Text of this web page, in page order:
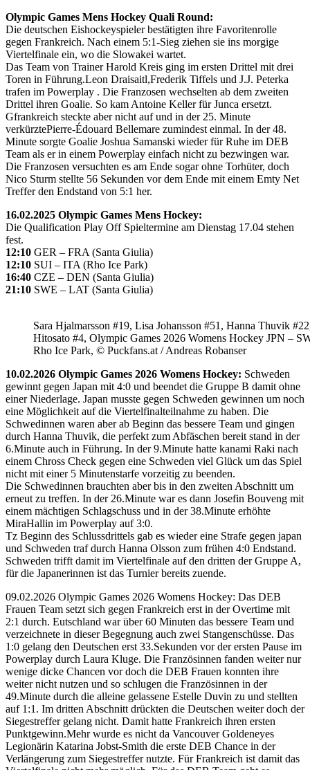
Olympic Games Mens Hockey Quali Round:
Die deutschen Eishockeyspieler bestätigten ihre Favoritenrolle
gegen Frankreich. Nach einem 5:1-Sieg ziehen sie ins morgige
Viertelfinale ein, wo die Slowakei wartet.
Das Team von Trainer Harold Kreis ging im ersten Drittel mit drei
Toren in Führung.Leon Draisaitl,Frederik Tiffels und J.J. Peterka
trafen im Powerplay . Die Franzosen wechselten ab dem zweiten
Drittel ihren Goalie. So kam Antoine Keller für Junca ersetzt.
Gfrankreich steckte aber nicht auf und in der 25. Minute
verkürztePierre-Édouard Bellemare zumindest einmal. In der 48.
Minute sorgte Goalie Joshua Samanski wieder für Ruhe im DEB
Team als er in einem Powerplay einfach nicht zu bezwingen war.
Die Franzosen versuchten es am Ende sogar ohne Torhüter, doch
Nico Sturm stellte 56 Sekunden vor dem Ende mit einem Emty Net
Treffer den Endstand von 5:1 her.
16.02.2025 Olympic Games Mens Hockey:
Die Qualification Play Off Spieltermine am Dienstag 17.04 stehen
fest.
12:10 GER – FRA (Santa Giulia)
12:10 SUI – ITA (Rho Ice Park)
16:40 CZE – DEN (Santa Giulia)
21:10 SWE – LAT (Santa Giulia)
Sara Hjalmarsson #19, Lisa Johansson #51, Hanna Thuvik
Hitosato #4, Olympic Games 2026 Womens Hockey JPN –
Rho Ice Park, © Puckfans.at / Andreas Robanser
10.02.2026 Olympic Games 2026 Womens Hockey: Schweden
gewinnt gegen Japan mit 4:0 und beendet die Gruppe B damit ohne
einer Niederlage. Japan musste gegen Schweden gewinnen um noch
eine Möglichkeit auf die Viertelfinalteilnahme zu haben. Die
Schwedinnen waren aber ab Beginn das bessere Team und gingen
durch Hanna Thuvik, die perfekt zum Abfäschen bereit stand in der
6.Minute auch in Führung. In der 9.Minute hatte kanami Raki nach
einem Chross Check gegen eine Schweden viel Glück um das Spiel
nicht mit einer 5 Minutenstarfe vorzeitig zu beenden.
Die Schwedinnen brauchten aber bis in den zweiten Abschnitt um
erneut zu treffen. In der 26.Minute war es dann Josefin Bouveng mit
einem mächtigen Schlagschuss und in der 38.Minute erhöhte
MiraHallin im Powerplay auf 3:0.
Tz Beginn des Schlussdrittels gab es wieder eine Strafe gegen japan
und Schweden traf durch Hanna Olsson zum frühen 4:0 Endstand.
Schweden trifft damit im Viertelfinale auf den dritten der Gruppe A,
für die Japanerinnen ist das Turnier bereits zuende.
09.02.2026 Olympic Games 2026 Womens Hockey: Das DEB
Frauen Team setzt sich gegen Frankreich erst in der Overtime mit
2:1 durch. Eutschland war über 60 Minuten das bessere Team und
verzeichnete in dieser Begegnung auch zwei Stangenschüsse. Das
1:0 gelang den Deutschen erst 33.Sekunden vor der ersten Pause im
Powerplay durch Laura Kluge. Die Französinnen fanden weiter nur
wenige dicke Chancen vor doch die DEB Frauen konnten ihre
weiter nicht nutzen und so schlugen die Französinnen in der
49.Minute durch die alleine gelassene Estelle Duvin zu und stellten
auf 1:1. Im dritten Abschnitt drückten die Deutschen weiter doch der
Siegestreffer gelang nicht. Damit hatte Frankreich ihren ersten
Punktgewinn.Mehr wurde es nicht da Vancouver Goldeneyes
Legionärin Katarina Jobst-Smith die erste DEB Chance in der
Verlängerung zum Siegestreffer nutzte. Für Frankreich ist damit das